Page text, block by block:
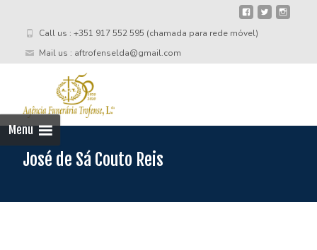
Call us : +351 917 552 595 (chamada para rede móvel)
Mail us : aftrofenselda@gmail.com
Menu
José de Sá Couto Reis